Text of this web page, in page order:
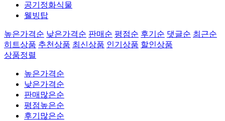
공기정화식물
웰빙탑
높은가격순 낮은가격순 판매순 평점순 후기순 댓글순 최근순
히트상품 추천상품 최신상품 인기상품 할인상품
상품정렬
높은가격순
낮은가격순
판매많은순
평점높은순
후기많은순